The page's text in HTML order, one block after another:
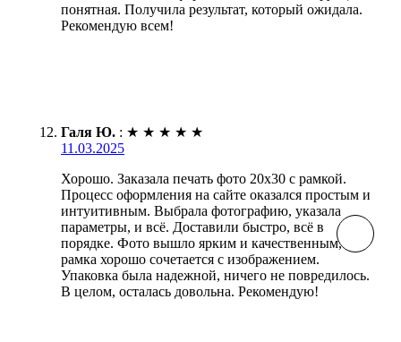
понятная. Получила результат, который ожидала.
Рекомендую всем!
Галя Ю. : ★ ★ ★ ★ ★
11.03.2025
Хорошо. Заказала печать фото 20х30 с рамкой.
Процесс оформления на сайте оказался простым и
интуитивным. Выбрала фотографию, указала
параметры, и всё. Доставили быстро, всё в
порядке. Фото вышло ярким и качественным,
рамка хорошо сочетается с изображением.
Упаковка была надежной, ничего не повредилось.
В целом, осталась довольна. Рекомендую!